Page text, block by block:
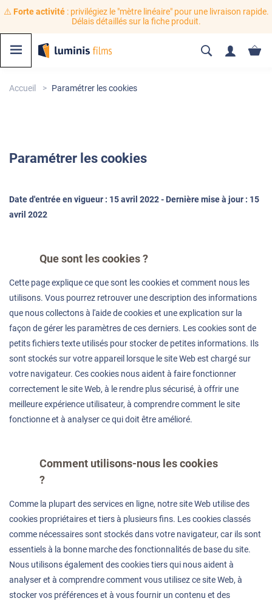
⚠️ Forte activité: privilégiez le "mètre linéaire" pour une livraison rapide.
Délais détaillés sur la fiche produit.
Accueil Paramétrer les cookies
Paramétrer les cookies
Date d'entrée en vigueur : 15 avril 2022 - Dernière mise à jour : 15
avril 2022
Que sont les cookies ?
Cette page explique ce que sont les cookies et comment nous les
utilisons. Vous pourrez retrouver une description des informations
que nous collectons à l'aide de cookies et une explication sur la
façon de gérer les paramètres de ces derniers. Les cookies sont de
petits fichiers texte utilisés pour stocker de petites informations. Ils
sont stockés sur votre appareil lorsque le site Web est chargé sur
votre navigateur. Ces cookies nous aident à faire fonctionner
correctement le site Web, à le rendre plus sécurisé, à offrir une
meilleure expérience utilisateur, à comprendre comment le site
fonctionne et à analyser ce qui doit être amélioré.
Comment utilisons-nous les cookies
?
Comme la plupart des services en ligne, notre site Web utilise des
cookies propriétaires et tiers à plusieurs fins. Les cookies classés
comme nécessaires sont stockés dans votre navigateur, car ils sont
essentiels à la bonne marche des fonctionnalités de base du site.
Nous utilisons également des cookies tiers qui nous aident à
analyser et à comprendre comment vous utilisez ce site Web, à
stocker vos préférences et à vous fournir un contenu et des